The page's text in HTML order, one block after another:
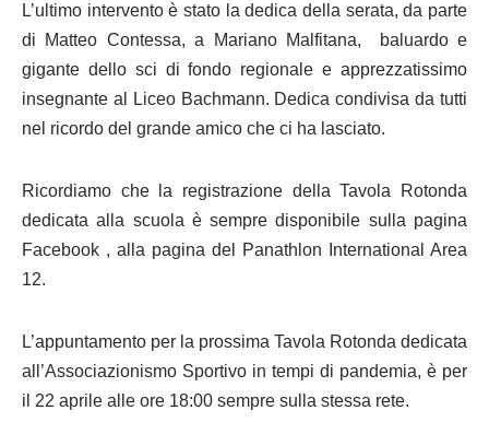
L’ultimo intervento è stato la dedica della serata, da parte
di Matteo Contessa, a Mariano Malfitana, baluardo e
gigante dello sci di fondo regionale e apprezzatissimo
insegnante al Liceo Bachmann. Dedica condivisa da tutti
nel ricordo del grande amico che ci ha lasciato.
Ricordiamo che la registrazione della Tavola Rotonda
dedicata alla scuola è sempre disponibile sulla pagina
Facebook , alla pagina del Panathlon International Area
12.
L’appuntamento per la prossima Tavola Rotonda dedicata
all’Associazionismo Sportivo in tempi di pandemia, è per
il 22 aprile alle ore 18:00 sempre sulla stessa rete.